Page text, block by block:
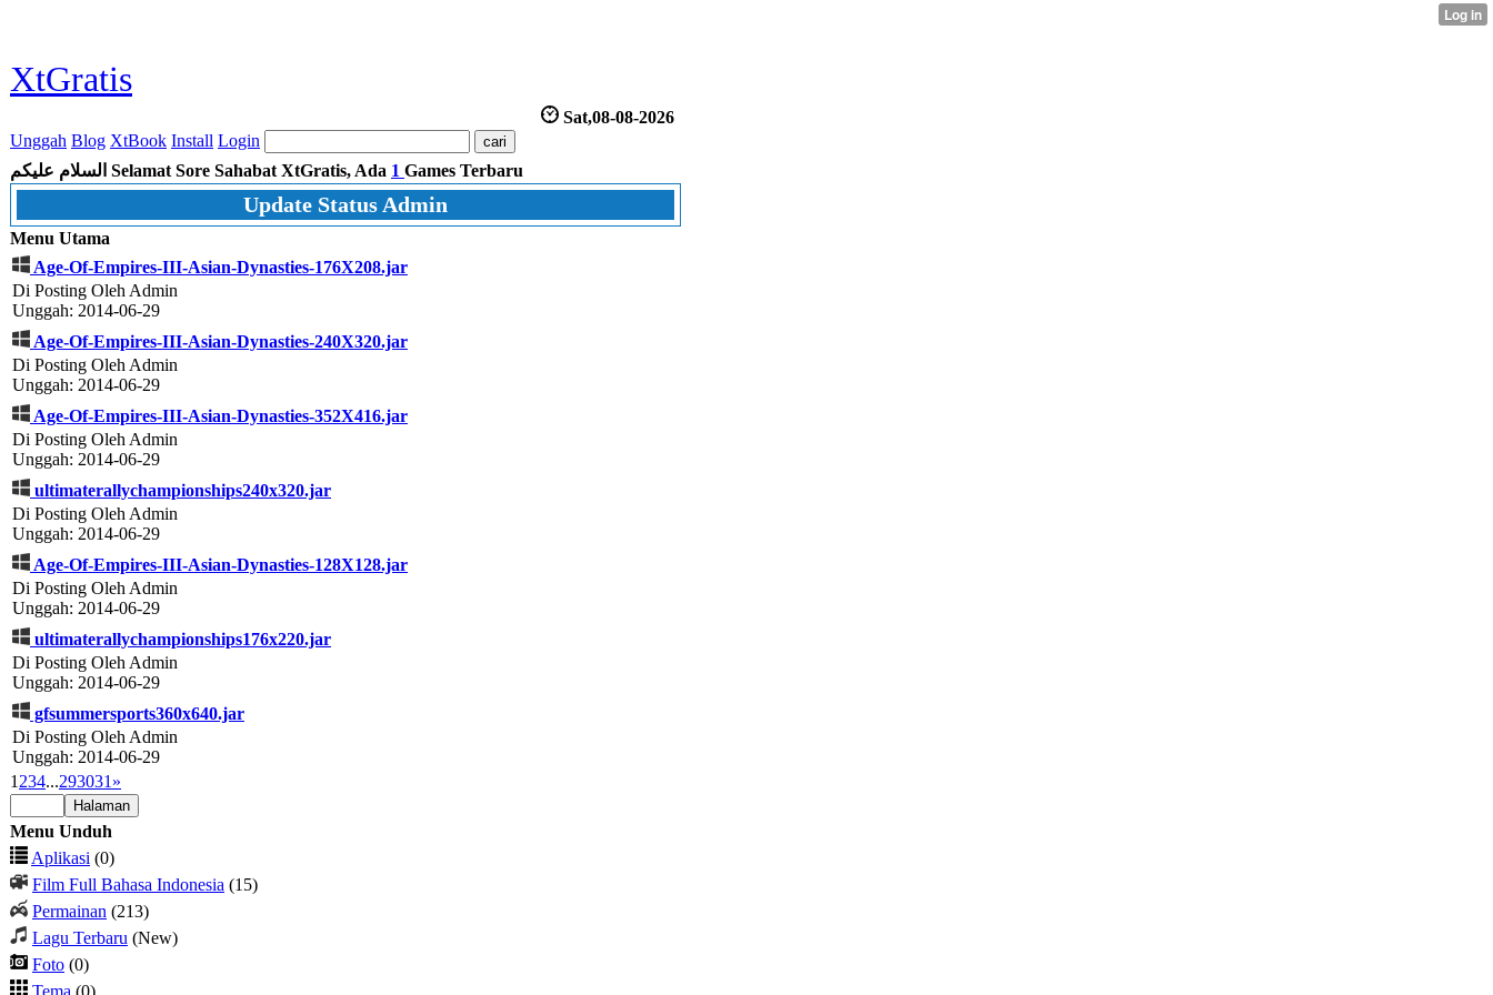
XtGratis
Sat,08-08-2026
Unggah Blog XtBook Install Login
Selamat Sore Sahabat XtGratis, Ada 1 Games Terbaru
Update Status Admin
Menu Utama
Age-Of-Empires-III-Asian-Dynasties-176X208.jar
Di Posting Oleh Admin
Unggah: 2014-06-29
Age-Of-Empires-III-Asian-Dynasties-240X320.jar
Di Posting Oleh Admin
Unggah: 2014-06-29
Age-Of-Empires-III-Asian-Dynasties-352X416.jar
Di Posting Oleh Admin
Unggah: 2014-06-29
ultimaterallychampionships240x320.jar
Di Posting Oleh Admin
Unggah: 2014-06-29
Age-Of-Empires-III-Asian-Dynasties-128X128.jar
Di Posting Oleh Admin
Unggah: 2014-06-29
ultimaterallychampionships176x220.jar
Di Posting Oleh Admin
Unggah: 2014-06-29
gfsummersports360x640.jar
Di Posting Oleh Admin
Unggah: 2014-06-29
1 234...293031 »
Menu Unduh
Aplikasi (0)
Film Full Bahasa Indonesia (15)
Permainan (213)
Lagu Terbaru (New)
Foto (0)
Tema (0)